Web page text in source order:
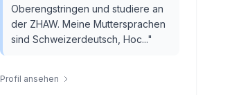
Oberengstringen und studiere an
der ZHAW. Meine Muttersprachen
sind Schweizerdeutsch, Hoc..."
Profil ansehen